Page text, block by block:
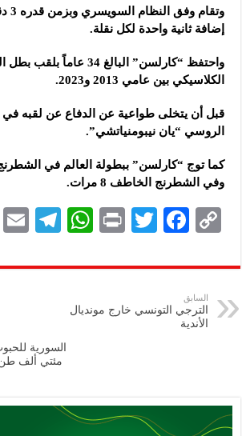
إضافة ثانية واحدة لكل نقلة.
واحتفظ “كارلسن” البالغ 34
الكلاسيكي بين عامي 2013 و2023.
قبل أن يتخلى طواعية عن الدفاع عن لقبه
الروسي “يان نيبومنياتشي”.
وفي الشطرنج الخاطف 8 مرات.
C
p
y
Li
F
eb
k
T
tt
P
nt
W
at
p
p
Te
gr
السابق
الترجي التونسي خارج مونديال
الأندية
السورية
مئتي ألف